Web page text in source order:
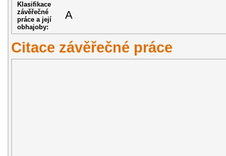
Klasifikace
závěřečné
práce a její
obhajoby:
A
Citace závěřečné práce